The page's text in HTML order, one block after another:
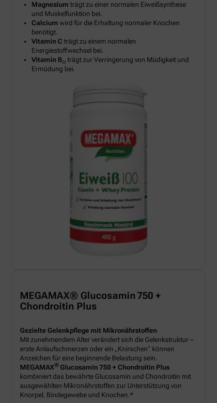
Magnesium trägt zu einer normalen Eiweißsynthese
und Muskelfunktion bei.
Calcium wird für die Erhaltung normaler Knochen
benötigt.
Vitamin C trägt zu einem normalen
Energiestoffwechsel bei.
Vitamin B₁₂trägt zur Verringerung von Müdigkeit und
Ermüdung bei.
MEGAMAX® Glucosamin 750 +
Chondroitin Plus
Gezielte Gelenkpflege mit Mikronährstoffen
Mit zunehmendem Alter verändert sich die Gelenkstruktur –
erste Anlaufschmerzen oder ein „Knirschen“ können
Anzeichen für eine beginnende Belastung sein.
MEGAMAX® Glucosamin 750 + Chondroitin Plus
kombiniert das bewährte Glucosamin und Chondroitin mit
ausgewählten Mikronährstoffen zur Unterstützung von
Knorpel, Bindegewebe und Knochen.*